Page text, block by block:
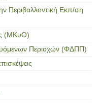
Περιβαλλοντική Εκπ/ση
(ΜΚυΟ)
Περιοχών (ΦΔΠΠ)